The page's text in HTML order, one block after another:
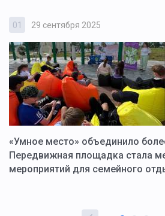
01 29 сентября 2025
«Умное место» объединило
Передвижная площадка стала
мероприятий для семейного